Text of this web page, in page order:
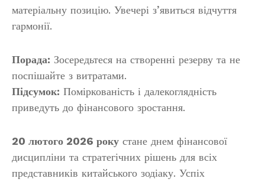
матеріальну позицію. Увечері з’явиться відчуття
гармонії.
Порада: Зосередьтеся на створенні резерву та не
поспішайте з витратами.
Підсумок: Поміркованість і далекоглядність
приведуть до фінансового зростання.
20 лютого 2026 року стане днем фінансової
дисципліни та стратегічних рішень для всіх
представників китайського зодіаку. Успіх